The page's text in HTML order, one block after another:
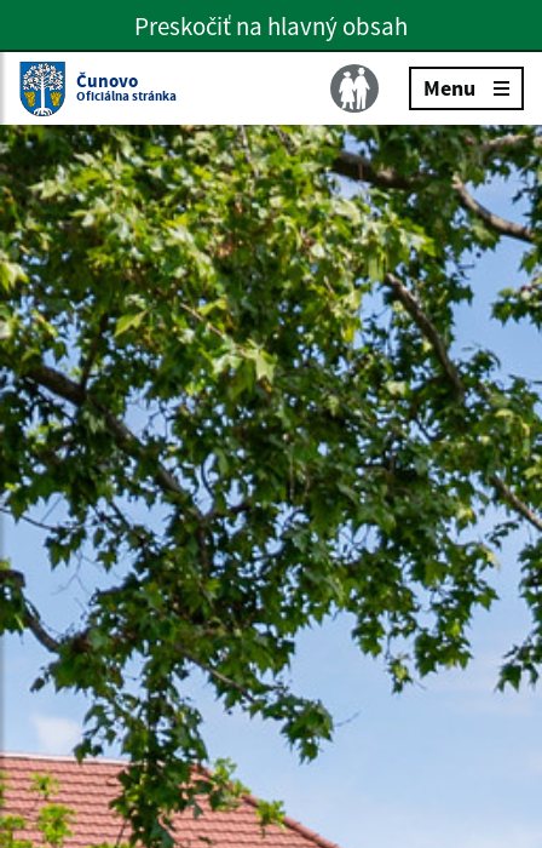
Preskočiť na hlavné menu
Preskočiť na hlavný obsah
Slovenčina
Čunovo
Oficiálna stránka Menu